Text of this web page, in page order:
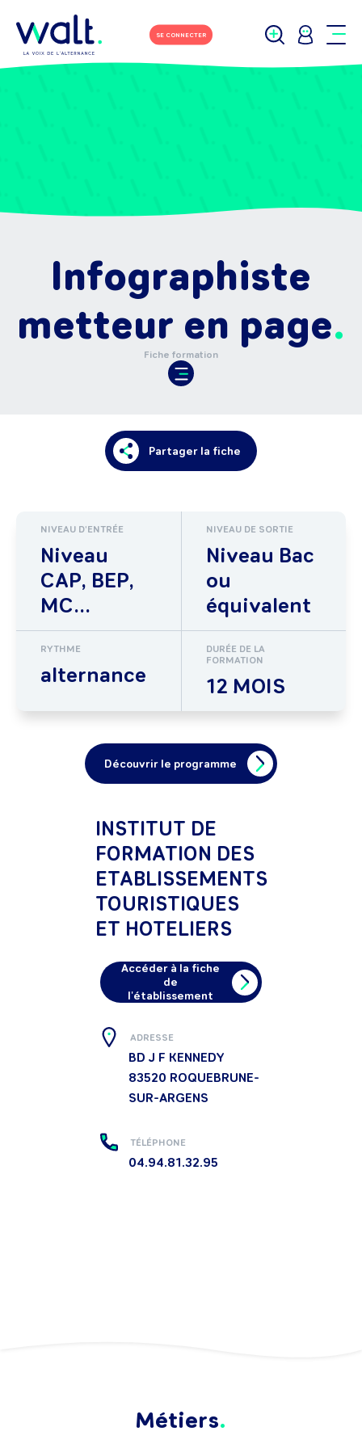
SE CONNECTER
Infographiste
metteur en page
Fiche formation
Partager la fiche
NIVEAU D'ENTRÉE
Niveau
CAP, BEP,
MC...
NIVEAU DE SORTIE
Niveau Bac
ou
équivalent
RYTHME
alternance
DURÉE DE LA
FORMATION
12 MOIS
Découvrir le programme
INSTITUT DE
FORMATION DES
ETABLISSEMENTS
TOURISTIQUES
ET HOTELIERS
Accéder à la fiche
de
l'établissement
ADRESSE
BD J F KENNEDY
83520 ROQUEBRUNE-
SUR-ARGENS
TÉLÉPHONE
04.94.81.32.95
Métiers